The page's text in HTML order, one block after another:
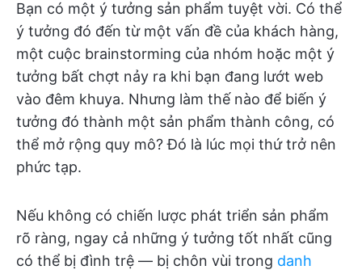
Bạn có một ý tưởng sản phẩm tuyệt vời. Có thể
ý tưởng đó đến từ một vấn đề của khách hàng,
một cuộc brainstorming của nhóm hoặc một ý
tưởng bất chợt nảy ra khi bạn đang lướt web
vào đêm khuya. Nhưng làm thế nào để biến ý
tưởng đó thành một sản phẩm thành công, có
thể mở rộng quy mô? Đó là lúc mọi thứ trở nên
phức tạp.
Nếu không có chiến lược phát triển sản phẩm
rõ ràng, ngay cả những ý tưởng tốt nhất cũng
có thể bị đình trệ — bị chôn vùi trong danh